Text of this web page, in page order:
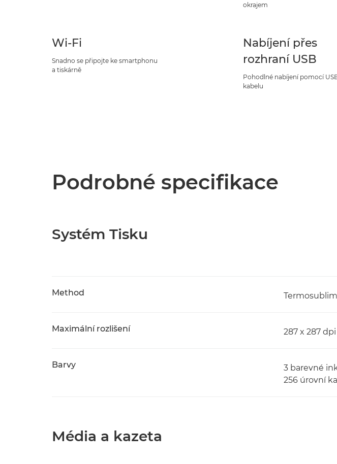
okrajem
Wi-Fi
Snadno se připojte ke smartphonu
a tiskárně
Nabíjení přes
rozhraní USB
Pohodlné nabíjení pomocí
kabelu
Podrobné specifikace
Systém Tisku
Method
Maximální rozlišení 287 x 287 dpi
Barvy
3 barevné
256 úrovní
Média a kazeta